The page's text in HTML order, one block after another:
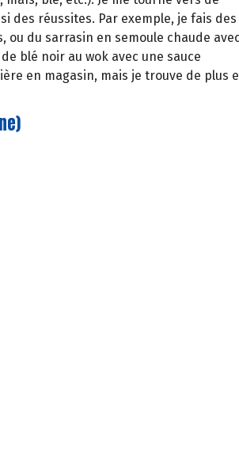
des réussites. Par exemple, je fais des
du sarrasin en semoule chaude avec
blé noir au wok avec une sauce
en magasin, mais je trouve de plus